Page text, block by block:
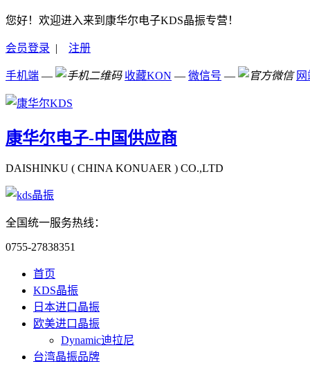
您好！欢迎进入来到康华尔电子KDS晶振专营！
会员登录 | 注册
手机端 — 收藏KON — 微信号 —
康华尔电子-中国供应商
DAISHINKU ( CHINA KONUAER ) CO.,LTD
全国统一服务热线：
0755-27838351
首页
KDS晶振
日本进口晶振
欧美进口晶振
Dynamic迪拉尼
台湾晶振品牌